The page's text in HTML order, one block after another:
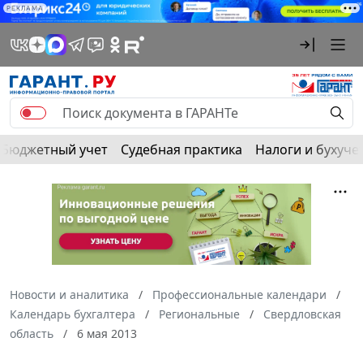
РЕКЛАМА
Бюджетный учет Судебная практика Налоги и
Новости и аналитика
Профессиональные календари
Календарь бухгалтера
Региональные
Свердловская
область
6 мая 2013